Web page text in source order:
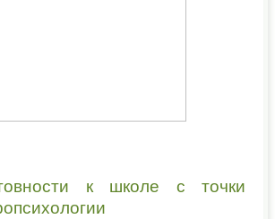
к школе с точки